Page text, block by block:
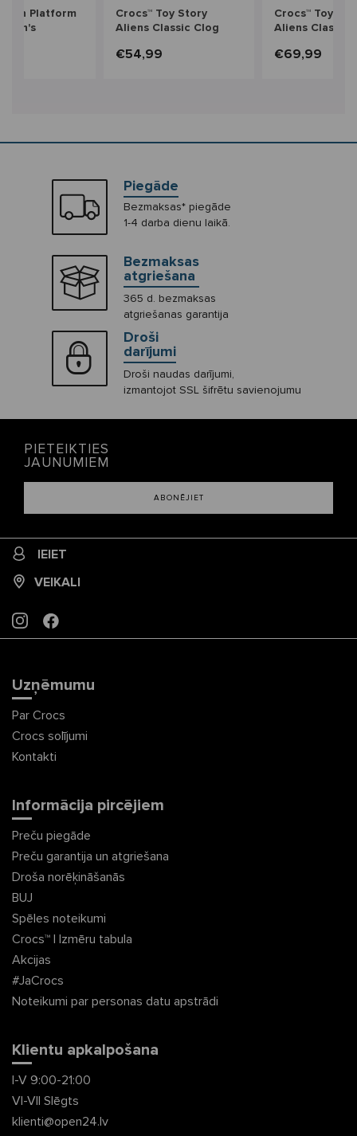
Platform
Crocs™ Toy Story
Aliens Classic Clog
€54,99
Crocs™ Toy
Aliens Classic
€69,99
Piegāde
Bezmaksas* piegāde
1-4 darba dienu laikā.
Bezmaksas
atgriešana
365 d. bezmaksas
atgriešanas garantija
Droši
darījumi
Droši naudas darījumi,
izmantojot SSL šifrētu savienojumu
PIETEIKTIES
JAUNUMIEM
ABONĒJIET
IEIET
VEIKALI
INSTAGRAM
FACEBOOK
Uzņēmumu
Par Crocs
Crocs solījumi
Kontakti
Informācija pircējiem
Preču piegāde
Preču garantija un atgriešana
Droša norēķināšanās
BUJ
Spēles noteikumi
Crocs™ | Izmēru tabula
Akcijas
#JaCrocs
Noteikumi par personas datu apstrādi
Klientu apkalpošana
I-V 9:00-21:00
VI-VII Slēgts
klienti@open24.lv